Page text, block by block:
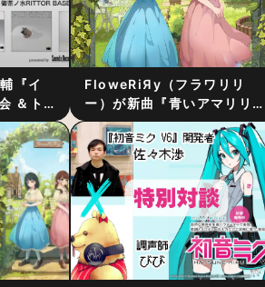
『イ
＆ト
成直
験”と制
FloweRiЯy（フラワリリ
ー）が新曲『青いアマリリ
ス』をリリース！1stアルバ
ム詳細も発表